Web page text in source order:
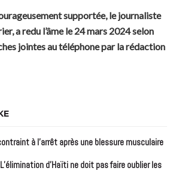
supportée, le journaliste
a redu l’âme le 24 mars 2024 selon
jointes au téléphone par la rédaction
à l’arrêt après une blessure musculaire
d’Haïti ne doit pas faire oublier les